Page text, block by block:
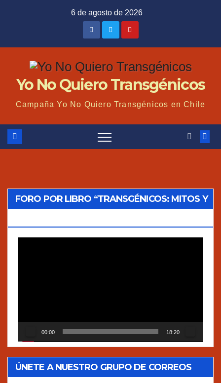
6 de agosto de 2026
Yo No Quiero Transgénicos
Campaña Yo No Quiero Transgénicos en Chile
FORO POR LIBRO “TRANSGÉNICOS: MITOS Y
00:00 18:20
ÚNETE A NUESTRO GRUPO DE CORREOS